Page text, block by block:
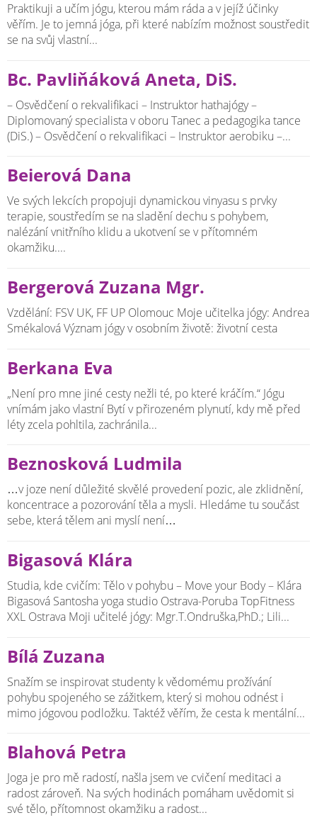
Praktikuji a učím jógu, kterou mám ráda a v jejíž účinky
věřím. Je to jemná jóga, při které nabízím možnost soustředit
se na svůj vlastní...
Bc. Pavliňáková Aneta, DiS.
– Osvědčení o rekvalifikaci – Instruktor hathajógy –
Diplomovaný specialista v oboru Tanec a pedagogika tance
(DiS.) – Osvědčení o rekvalifikaci – Instruktor aerobiku –...
Beierová Dana
Ve svých lekcích propojuji dynamickou vinyasu s prvky
terapie, soustředím se na sladění dechu s pohybem,
nalézání vnitřního klidu a ukotvení se v přítomném
okamžiku....
Bergerová Zuzana Mgr.
Vzdělání: FSV UK, FF UP Olomouc Moje učitelka jógy: Andrea
Smékalová Význam jógy v osobním životě: životní cesta
Berkana Eva
„Není pro mne jiné cesty nežli té, po které kráčím.“ Jógu
vnímám jako vlastní Bytí v přirozeném plynutí, kdy mě před
léty zcela pohltila, zachránila...
Beznosková Ludmila
…v joze není důležité skvělé provedení pozic, ale zklidnění,
koncentrace a pozorování těla a mysli. Hledáme tu součást
sebe, která tělem ani myslí není…
Bigasová Klára
Studia, kde cvičím: Tělo v pohybu – Move your Body – Klára
Bigasová Santosha yoga studio Ostrava-Poruba TopFitness
XXL Ostrava Moji učitelé jógy: Mgr.T.Ondruška,PhD.; Lili...
Bílá Zuzana
Snažím se inspirovat studenty k vědomému prožívání
pohybu spojeného se zážitkem, který si mohou odnést i
mimo jógovou podložku. Taktéž věřím, že cesta k mentální...
Blahová Petra
Joga je pro mě radostí, našla jsem ve cvičení meditaci a
radost zároveň. Na svých hodinách pomáham uvědomit si
své tělo, přítomnost okamžiku a radost...